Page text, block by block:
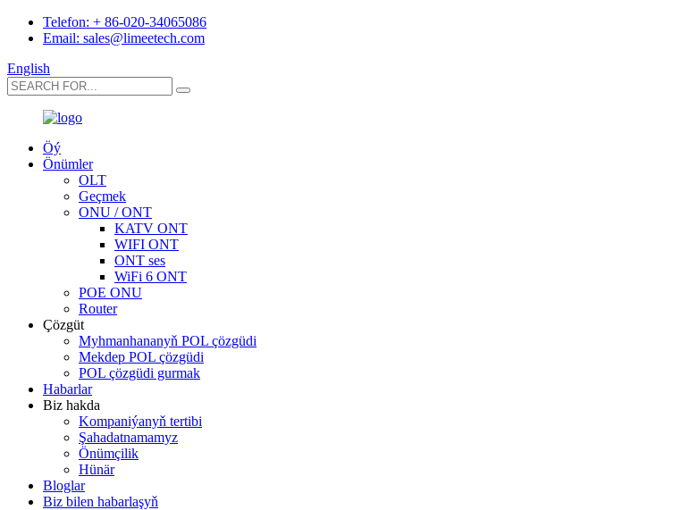
Telefon: + 86-020-34065086
Email: sales@limeetech.com
English
Öý
Önümler
OLT
Geçmek
ONU / ONT
KATV ONT
WIFI ONT
ONT ses
WiFi 6 ONT
POE ONU
Router
Çözgüt
Myhmanhananyň POL çözgüdi
Mekdep POL çözgüdi
POL çözgüdi gurmak
Habarlar
Biz hakda
Kompaniýanyň tertibi
Şahadatnamamyz
Önümçilik
Hünär
Bloglar
Biz bilen habarlaşyň